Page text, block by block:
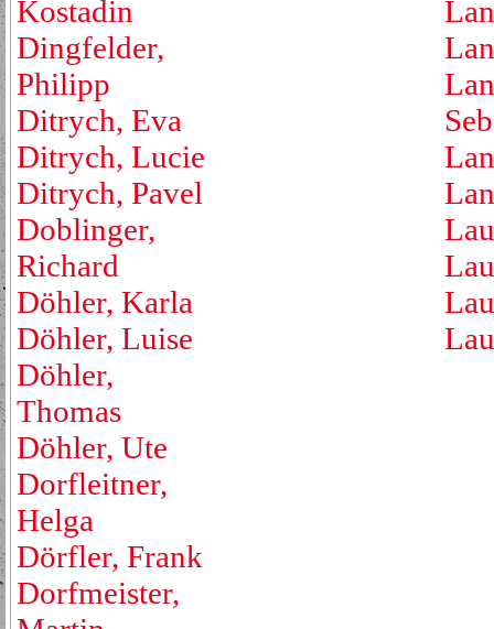
Kostadin
Dingfelder,
Philipp
Ditrych, Eva
Ditrych, Lucie
Ditrych, Pavel
Doblinger,
Richard
Döhler, Karla
Döhler, Luise
Döhler,
Thomas
Döhler, Ute
Dorfleitner,
Helga
Dörfler, Frank
Dorfmeister,